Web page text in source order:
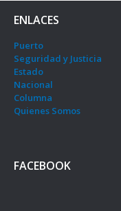
ENLACES
Puerto
Seguridad y Justicia
Estado
Nacional
Columna
Quienes Somos
FACEBOOK